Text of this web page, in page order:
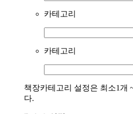
카테고리
카테고리
책장카테고리 설정은 최소1개
다.